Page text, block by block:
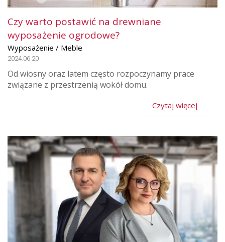
Czy warto postawić na drewniane
wyposażenie ogrodowe?
Wyposażenie / Meble
2024.06.20
Od wiosny oraz latem często rozpoczynamy prace
związane z przestrzenią wokół domu.
Czytaj więcej